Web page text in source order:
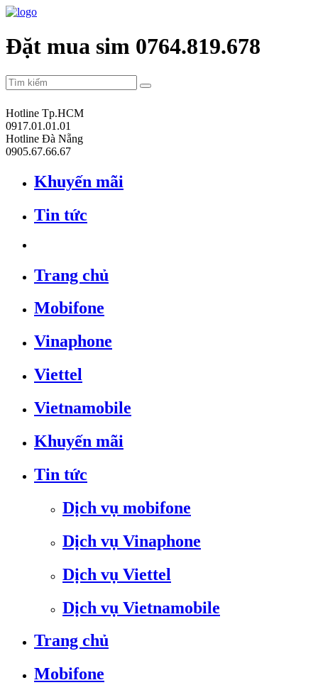
Đặt mua sim 0764.819.678
Hotline Tp.HCM
0917.01.01.01
Hotline Đà Nẵng
0905.67.66.67
Khuyến mãi
Tin tức
Trang chủ
Mobifone
Vinaphone
Viettel
Vietnamobile
Khuyến mãi
Tin tức
Dịch vụ mobifone
Dịch vụ Vinaphone
Dịch vụ Viettel
Dịch vụ Vietnamobile
Trang chủ
Mobifone